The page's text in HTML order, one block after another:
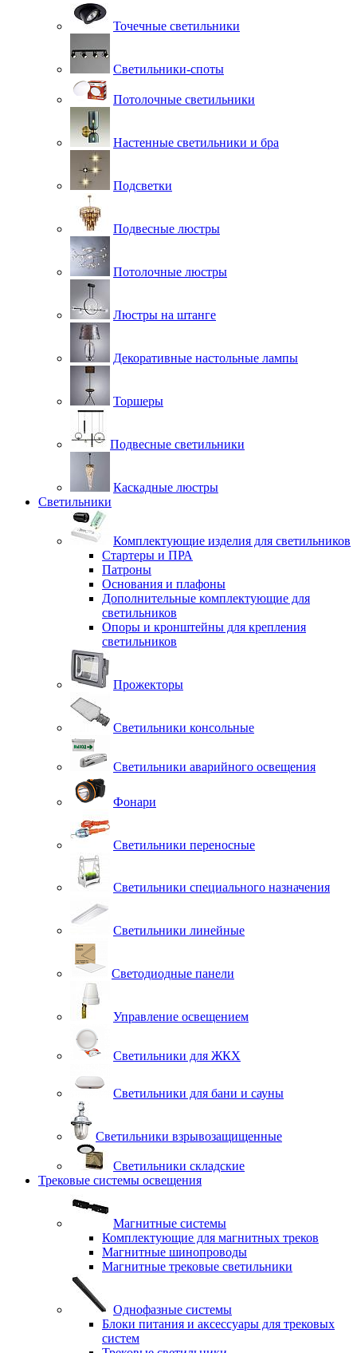
Точечные светильники
Светильники-споты
Потолочные светильники
Настенные светильники и бра
Подсветки
Подвесные люстры
Потолочные люстры
Люстры на штанге
Декоративные настольные лампы
Торшеры
Подвесные светильники
Каскадные люстры
Светильники
Комплектующие изделия для светильников
Стартеры и ПРА
Патроны
Основания и плафоны
Дополнительные комплектующие для
светильников
Опоры и кронштейны для крепления
светильников
Прожекторы
Светильники консольные
Светильники аварийного освещения
Фонари
Светильники переносные
Светильники специального назначения
Светильники линейные
Светодиодные панели
Управление освещением
Светильники для ЖКХ
Светильники для бани и сауны
Светильники взрывозащищенные
Светильники складские
Трековые системы освещения
Магнитные системы
Комплектующие для магнитных треков
Магнитные шинопроводы
Магнитные трековые светильники
Однофазные системы
Блоки питания и аксессуары для трековых
систем